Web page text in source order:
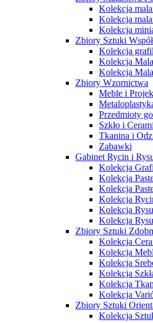
Kolekcja
Kolekcja
Kolekcja
Zbiory Sztuki
Kolekcja
Kolekcja
Kolekcja
Zbiory Wzornictwa
Meble i
Przedmioty
Szkło i
Tkanina i
Zabawki
Gabinet Rycin i
Kolekcja
Kolekcja
Kolekcja
Kolekcja
Kolekcja
Kolekcja
Zbiory Sztuki
Kolekcja
Kolekcja
Kolekcja
Kolekcja
Kolekcja
Kolekcja
Zbiory Sztuki
Kolekcja